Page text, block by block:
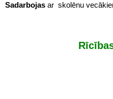
Sadarbojas ar skolēnu